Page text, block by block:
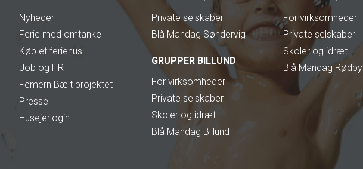
Nyheder
Ferie med omtanke
Køb et feriehus
Job og HR
Femern Bælt projektet
Presse
Husejerlogin
Private selskaber
Blå Mandag Søndervig
GRUPPER BILLUND
For virksomheder
Private selskaber
Skoler og idræt
Blå Mandag Billund
For virksomheder
Private selskaber
Skoler og idræt
Blå Mandag Rødby